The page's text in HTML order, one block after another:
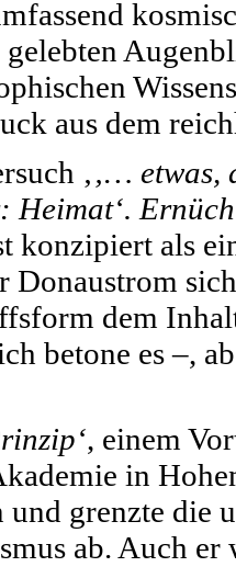
gelebten
aus dem
‚‚… etwas,
Heimat‘.
konzipiert als
Donaustrom
dem
betone es –,
, einem
in
grenzte die
ab. Auch